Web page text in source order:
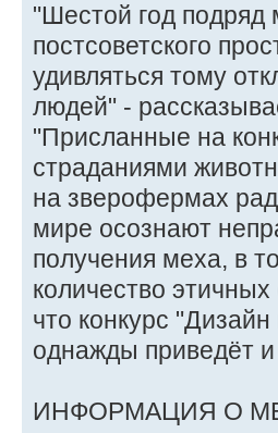
"Шестой год подряд
постсоветского
удивляться тому
людей" -
"Присланные на
страданиями
на зверофермах
мире осознают
получения меха, в
количество
что конкурс
однажды приведёт и
ИНФОРМАЦИЯ О